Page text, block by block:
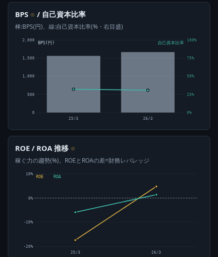
BPS ⊙ / 自己資本比率
棒:BPS(円)、線:自己資本比率(%・右目盛)
0
500
1,000
1,500
2,000
0%
25%
50%
75%
100%
25/3 26/3
BPS(円) 自己資本比率
ROE / ROA 推移 ⊙
稼ぐ力の趨勢(%)。ROEとROAの差=財務レバレッジ
-20%
-10%
0%
10%
ROE ROA
25/3 26/3